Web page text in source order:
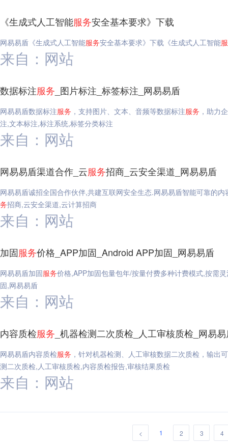
《生成式人工智能服务安全基本要求》下载
网易易盾《生成式人工智能服务安全基本要求》下载《生成式人工智能
来自：网站
数据标注服务 _图片标注_标签标注_网易易盾
网易易盾数据标注服务 ，支持图片、文本、音频等数据标注服务 ，助力
注,文本标注,标注系统,标签分类标注
来自：网站
网易易盾渠道合作_云服务招商_云安全渠道_网易易盾
网易易盾诚招全国合作伙伴,共建互联网安全生态.网易易盾智能可靠的
务招商,云安全渠道,云计算招商
来自：网站
加固服务价格_APP加固_Android APP加固_网易易盾
网易易盾加固服务价格,APP加固包量包年/按量付费多种计费模式,按需
固,网易易盾
来自：网站
内容质检服务 _机器检测二次质检_人工审核质检_网易
网易易盾内容质检服务 ，针对机器检测、人工审核数据二次质检，输出
测二次质检,人工审核质检,内容质检报告,审核结果质检
来自：网站
< 1 2 3 4